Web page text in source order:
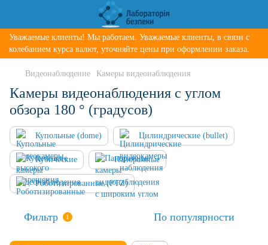
Уважаемые клиенты! Мы работаем. Уважаемые клиенты, в связи с
колебанием курса валют, уточняйте цены при оформлении заказа.
Видеонаблюдение Камеры видеонаблюдения
Камеры видеонаблюдения с углом
обзора 180 ° (градусов)
Купольные (dome) Цилиндрические (bullet)
Кубические Панорамные
Роботизированные (PTZ)
Фильтр 1 По популярности